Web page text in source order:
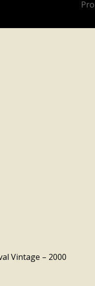
Vintage – 2000